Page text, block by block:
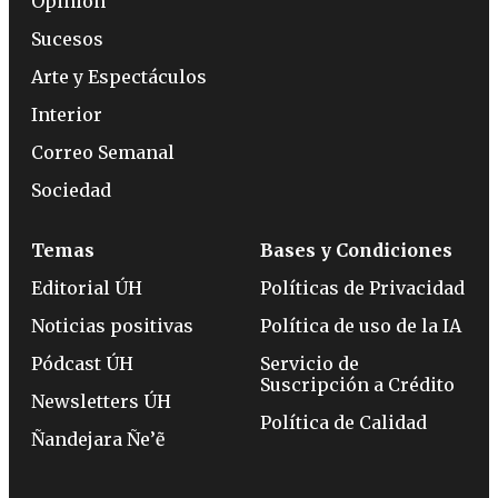
Sucesos
Arte y Espectáculos
Interior
Correo Semanal
Sociedad
Temas
Editorial ÚH
Noticias positivas
Pódcast ÚH
Newsletters ÚH
Ñandejara Ñe’ẽ
Bases y Condiciones
Políticas de Privacidad
Política de uso de la IA
Servicio de
Suscripción a Crédito
Política de Calidad